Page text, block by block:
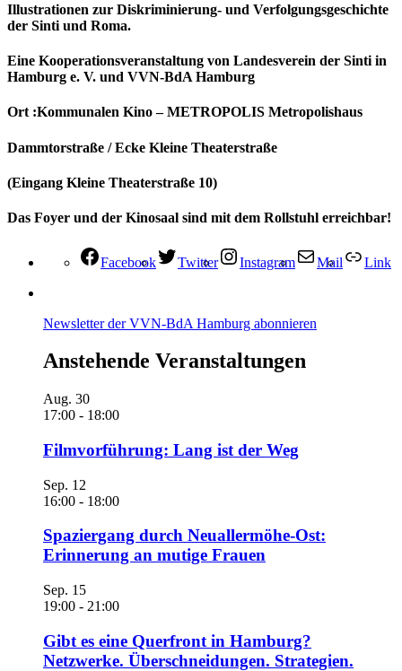
Illustrationen zur Diskriminierung- und Verfolgungsgeschichte
der Sinti und Roma.
Eine Kooperationsveranstaltung von Landesverein der Sinti in
Hamburg e. V. und VVN-BdA Hamburg
Ort :Kommunalen Kino – METROPOLIS Metropolishaus
Dammtorstraße / Ecke Kleine Theaterstraße
(Eingang Kleine Theaterstraße 10)
Das Foyer und der Kinosaal sind mit dem Rollstuhl erreichbar!
Facebook Twitter Instagram Mail Link
Newsletter der VVN-BdA Hamburg abonnieren
Anstehende Veranstaltungen
Aug. 30
17:00 - 18:00
Filmvorführung: Lang ist der Weg
Sep. 12
16:00 - 18:00
Spaziergang durch Neuallermöhe-Ost:
Erinnerung an mutige Frauen
Sep. 15
19:00 - 21:00
Gibt es eine Querfront in Hamburg?
Netzwerke. Überschneidungen. Strategien.